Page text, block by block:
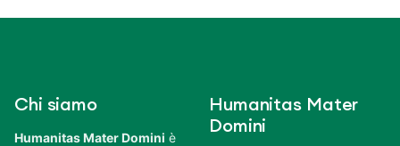
Chi siamo
Humanitas Mater Domini è
Humanitas Mater
Domini